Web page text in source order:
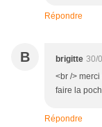
Répondre
B brigitte 30/
<br />
faire la
Répondre